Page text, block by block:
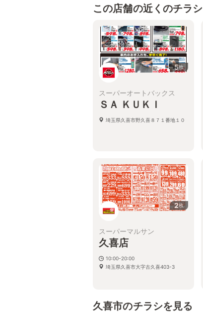
この店舗の近くのチラシ
5枚
スーパーオートバックス
ＳＡ ＫＵＫＩ
埼玉県久喜市野久喜８７１番地１０
2枚
スーパーマルサン
久喜店
10:00-20:00
埼玉県久喜市大字古久喜403-3
久喜市のチラシを見る